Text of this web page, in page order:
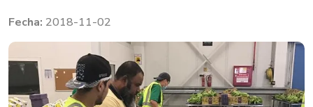
2018-11-02